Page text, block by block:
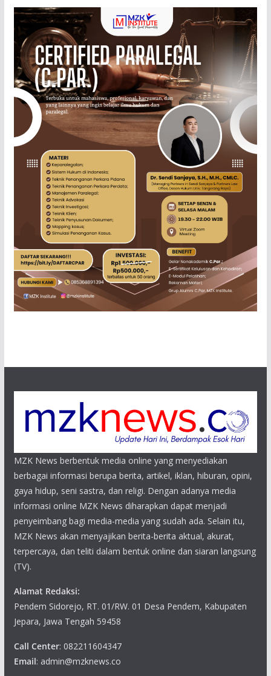
MZK News berbentuk media online yang menyediakan
berbagai informasi berupa berita, artikel, iklan, hiburan, opini,
gaya hidup, seni sastra, dan religi. Dengan adanya media
informasi online MZK News diharapkan dapat menjadi
penyeimbang bagi media-media yang sudah ada. Selain itu,
MZK News akan menyajikan berita-berita aktual, akurat,
terpercaya, dan teliti dalam bentuk online dan siaran langsung
(TV).
Alamat Redaksi:
Pendem Sidorejo, RT. 01/RW. 01 Desa Pendem, Kabupaten
Jepara, Jawa Tengah 59458
Call Center: 082211604347
Email: admin@mzknews.co